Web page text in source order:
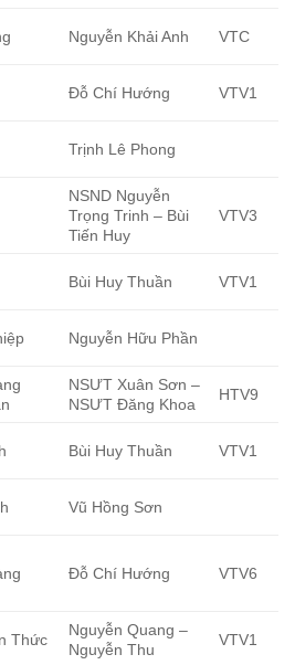
Nguyễn Khải Anh VTC
Đỗ Chí Hướng VTV1
Trịnh Lê Phong
NSND Nguyễn
Trọng Trinh – Bùi
Tiến Huy
VTV3
Bùi Huy Thuần VTV1
Nguyễn Hữu Phần
NSƯT Xuân Sơn –
NSƯT Đăng Khoa
HTV9
Bùi Huy Thuần VTV1
Vũ Hồng Sơn
Đỗ Chí Hướng VTV6
Thức
Nguyễn Quang –
Nguyễn Thu
VTV1